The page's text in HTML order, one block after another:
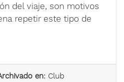
del viaje, son motivos
repetir este tipo de
en: Club